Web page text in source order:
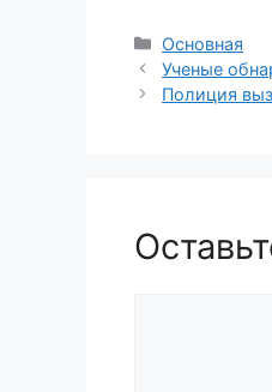
Рубрики
Основная
Ученые
Полиция